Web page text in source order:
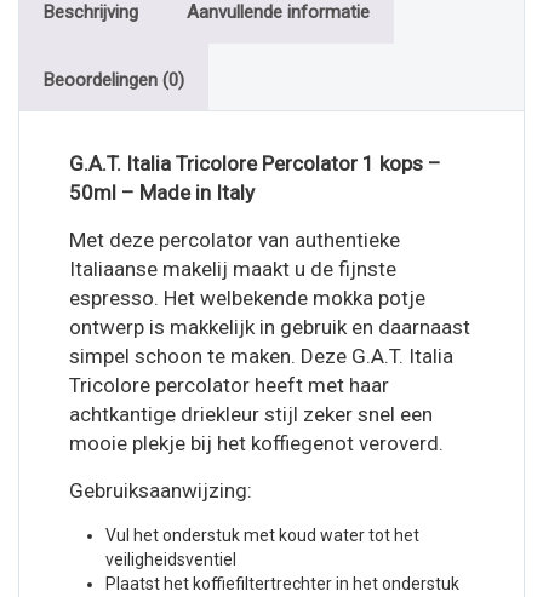
Beschrijving Aanvullende informatie
Beoordelingen (0)
G.A.T. Italia Tricolore Percolator 1 kops –
50ml – Made in Italy
Met deze percolator van authentieke
Italiaanse makelij maakt u de fijnste
espresso. Het welbekende mokka potje
ontwerp is makkelijk in gebruik en daarnaast
simpel schoon te maken. Deze G.A.T. Italia
Tricolore percolator heeft met haar
achtkantige driekleur stijl zeker snel een
mooie plekje bij het koffiegenot veroverd.
Gebruiksaanwijzing:
Vul het onderstuk met koud water tot het
veiligheidsventiel
Plaatst het koffiefiltertrechter in het onderstuk